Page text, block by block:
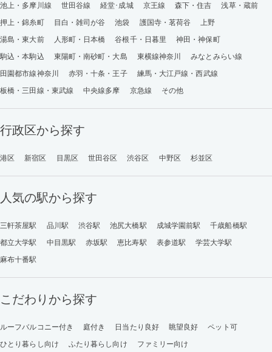
池上・多摩川線
世田谷線 経堂･成城 京王線 森下・住吉
浅草・蔵前
押上・錦糸町
目白・雑司が谷 池袋 護国寺・茗荷谷
上野
湯島・東大前
人形町・日本橋 谷根千・日暮里
神田・神保町
駒込・本駒込
東陽町・南砂町・大島 東横線神奈川
みなとみらい線
田園都市線神奈川
赤羽・十条・王子
練馬・大江戸線・西武線
板橋・三田線・東武線
中央線多摩 京急線 その他
行政区から探す
港区 新宿区 目黒区 世田谷区 渋谷区 中野区 杉並区
人気の駅から探す
三軒茶屋駅 品川駅 渋谷駅 池尻大橋駅 成城学園前駅
千歳船橋駅
都立大学駅
中目黒駅 赤坂駅 恵比寿駅 表参道駅
学芸大学駅
麻布十番駅
こだわりから探す
ルーフバルコニー付き 庭付き 日当たり良好 眺望良好
ペット可
ひとり暮らし向け
ふたり暮らし向け ファミリー向け